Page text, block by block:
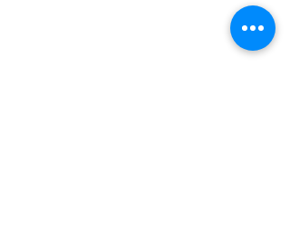
CONTATTACI